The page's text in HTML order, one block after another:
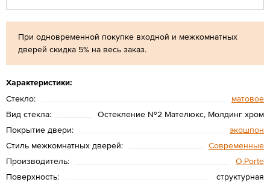
При одновременной покупке входной и межкомнатных
дверей скидка 5% на весь заказ.
Характеристики:
Стекло:
матовое
Вид стекла:
Остекление №2 Мателюкс, Молдинг хром
Покрытие двери:
экошпон
Стиль межкомнатных дверей:
Современные
Производитель:
O.Porte
Поверхность:
структурная